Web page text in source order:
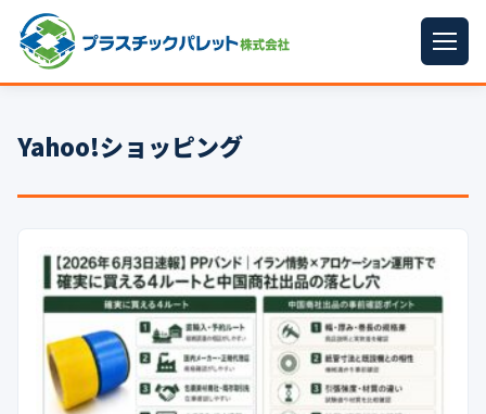
パレットサイズ
プラパレット ▼
コンテナ
中古パレット
再生原料
梱包資材
Yahoo!ショッピング